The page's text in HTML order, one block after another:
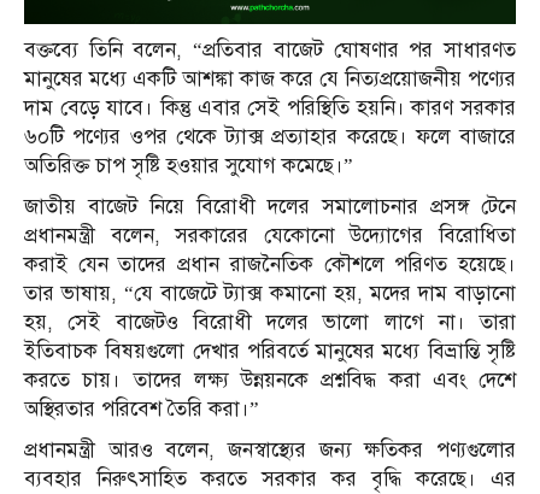
বক্তব্যে তিনি বলেন, “প্রতিবার বাজেট ঘোষণার পর সাধারণত
মানুষের মধ্যে একটি আশঙ্কা কাজ করে যে নিত্যপ্রয়োজনীয় পণ্যের
দাম বেড়ে যাবে। কিন্তু এবার সেই পরিস্থিতি হয়নি। কারণ সরকার
৬০টি পণ্যের ওপর থেকে ট্যাক্স প্রত্যাহার করেছে। ফলে বাজারে
অতিরিক্ত চাপ সৃষ্টি হওয়ার সুযোগ কমেছে।”
জাতীয় বাজেট নিয়ে বিরোধী দলের সমালোচনার প্রসঙ্গ টেনে
প্রধানমন্ত্রী বলেন, সরকারের যেকোনো উদ্যোগের বিরোধিতা
করাই যেন তাদের প্রধান রাজনৈতিক কৌশলে পরিণত হয়েছে।
তার ভাষায়, “যে বাজেটে ট্যাক্স কমানো হয়, মদের দাম বাড়ানো
হয়, সেই বাজেটও বিরোধী দলের ভালো লাগে না। তারা
ইতিবাচক বিষয়গুলো দেখার পরিবর্তে মানুষের মধ্যে বিভ্রান্তি সৃষ্টি
করতে চায়। তাদের লক্ষ্য উন্নয়নকে প্রশ্নবিদ্ধ করা এবং দেশে
অস্থিরতার পরিবেশ তৈরি করা।”
প্রধানমন্ত্রী আরও বলেন, জনস্বাস্থ্যের জন্য ক্ষতিকর পণ্যগুলোর
ব্যবহার নিরুৎসাহিত করতে সরকার কর বৃদ্ধি করেছে। এর